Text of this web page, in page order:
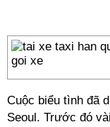
Cuộc biểu tình đã
Seoul. Trước đó